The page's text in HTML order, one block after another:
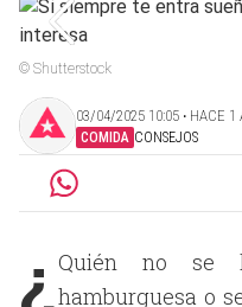
© Shutterstock
03/04/2025 10:05 ‧ HACE 1
COMIDA CONSEJOS
¿ Quién no se
hamburguesa o